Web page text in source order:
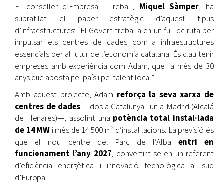
El conseller d’Empresa i Treball, Miquel Sàmper, ha
subratllat el paper estratègic d’aquest tipus
d’infraestructures: “El Govern treballa en un full de ruta per
impulsar els centres de dades com a infraestructures
essencials per al futur de l’economia catalana. És clau tenir
empreses amb experiència com Adam, que fa més de 30
anys que aposta pel país i pel talent local”.
Amb aquest projecte, Adam reforça la seva xarxa de
centres de dades —dos a Catalunya i un a Madrid (Alcalá
de Henares)—, assolint una potència total instal·lada
de 14 MW i més de 14.500 m² d’instal·lacions. La previsió és
que el nou centre del Parc de l’Alba entri en
funcionament l’any 2027, convertint-se en un referent
d’eficiència energètica i innovació tecnològica al sud
d’Europa.